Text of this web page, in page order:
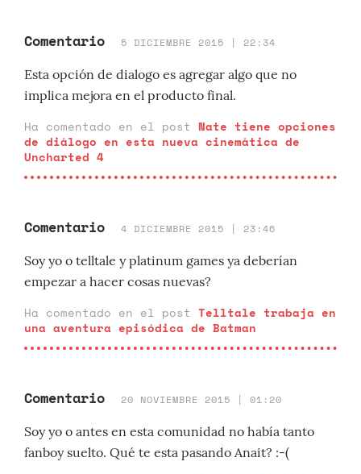
Comentario 5 DICIEMBRE 2015 | 22:34
Esta opción de dialogo es agregar algo que no
implica mejora en el producto final.
Ha comentado en el post Nate tiene opciones
de diálogo en esta nueva cinemática de
Uncharted 4
Comentario 4 DICIEMBRE 2015 | 23:46
Soy yo o telltale y platinum games ya deberían
empezar a hacer cosas nuevas?
Ha comentado en el post Telltale trabaja en
una aventura episódica de Batman
Comentario 20 NOVIEMBRE 2015 | 01:20
Soy yo o antes en esta comunidad no había tanto
fanboy suelto. Qué te esta pasando Anait? :-(